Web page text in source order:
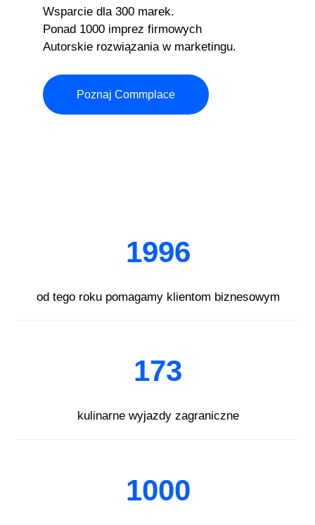
Wsparcie dla 300 marek.
Ponad 1000 imprez firmowych
Autorskie rozwiązania w marketingu.
Poznaj Commplace
1996
od tego roku pomagamy klientom biznesowym
173
kulinarne wyjazdy zagraniczne
1000